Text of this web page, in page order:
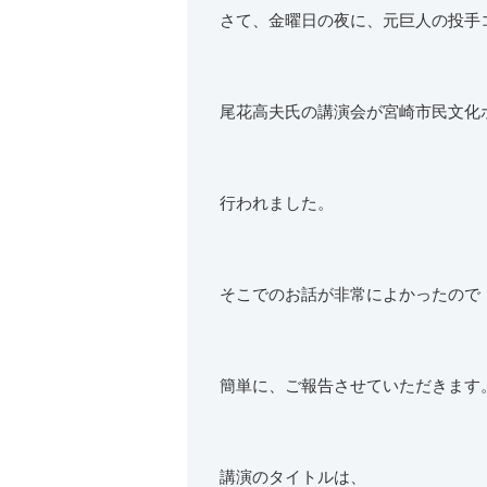
さて、金曜日の夜に、元巨人の投手
尾花高夫氏の講演会が宮崎市民文化
行われました。
そこでのお話が非常によかったので
簡単に、ご報告させていただきます。
講演のタイトルは、